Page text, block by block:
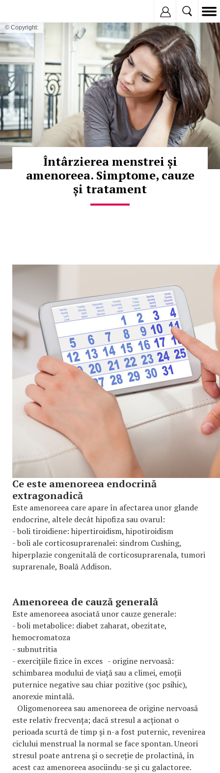
© Copyright:
Întârzierea menstrei și
amenoreea. Simptome, cauze
și tratament
Ce este amenoreea endocrină
extragonadică
Este amenoreea care apare în afectarea unor glande
endocrine, altele decât hipofiza sau ovarul:
- boli tiroidiene: hipertiroidism, hipotiroidism
- boli ale corticosuprarenalei: sindrom Cushing,
hiperplazie congenitală de corticosuprarenala, tumori
suprarenale, Boală Addison.
Amenoreea de cauză generală
Este amenoreea asociată unor cauze generale:
- boli metabolice: diabet zaharat, obezitate,
hemocromatoza
- subnutritia
- exercițiile fizice în exces - origine nervoasă:
schimbarea modului de viață sau a climei, emoții
puternice negative sau chiar pozitive (șoc psihic),
anorexie mintală.
Oligomenoreea sau amenoreea de origine nervoasă
este relativ frecvența; dacă stresul a acționat o
perioada scurtă de timp și n-a fost puternic, revenirea
ciclului menstrual la normal se face spontan. Uneori
stresul poate antrena și o secreție de prolactină, în
acest caz amenoreea asociindu-se și cu galactoree.